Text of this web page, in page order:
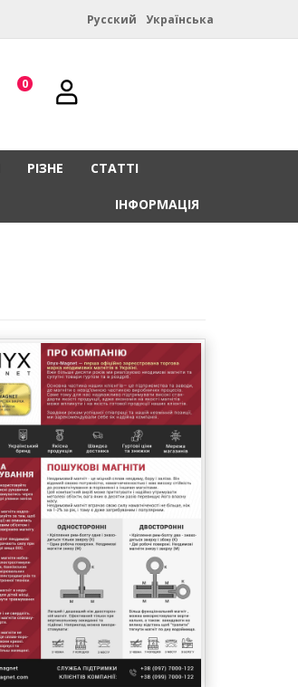
Русский Українська
0
РІЗНЕ СТАТТІ
ІНФОРМАЦІЯ